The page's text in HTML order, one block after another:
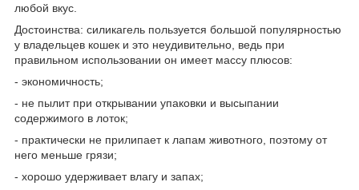
любой вкус.
Достоинства: силикагель пользуется большой популярностью
у владельцев кошек и это неудивительно, ведь при
правильном использовании он имеет массу плюсов:
- экономичность;
- не пылит при открывании упаковки и высыпании
содержимого в лоток;
- практически не прилипает к лапам животного, поэтому от
него меньше грязи;
- хорошо удерживает влагу и запах;